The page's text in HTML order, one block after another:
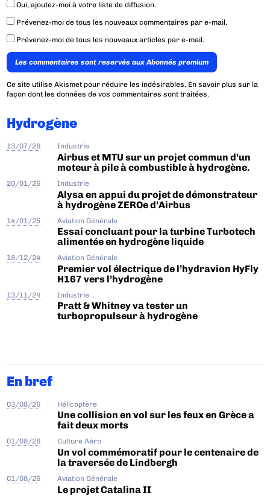
Oui, ajoutez-moi à votre liste de diffusion.
Prévenez-moi de tous les nouveaux commentaires par e-mail.
Prévenez-moi de tous les nouveaux articles par e-mail.
Les commentaires sont reservés aux Abonnés premium
Ce site utilise Akismet pour réduire les indésirables. En savoir plus sur la
façon dont les données de vos commentaires sont traitées.
Hydrogène
13/07/26 Industrie
Airbus et MTU sur un projet commun d’un
moteur à pile à combustible à hydrogène.
20/01/25 Industrie
Alysa en appui du projet de démonstrateur
à hydrogène ZEROe d’Airbus
14/01/25 Aviation Générale
Essai concluant pour la turbine Turbotech
alimentée en hydrogène liquide
18/12/24 Aviation Générale
Premier vol électrique de l’hydravion HyFly
H167 vers l’hydrogène
13/11/24 Industrie
Pratt & Whitney va tester un
turbopropulseur à hydrogène
En bref
03/08/26 Hélicoptère
Une collision en vol sur les feux en Grèce a
fait deux morts
01/08/26 Culture Aéro
Un vol commémoratif pour le centenaire de
la traversée de Lindbergh
01/08/26 Aviation Générale
Le projet Catalina II